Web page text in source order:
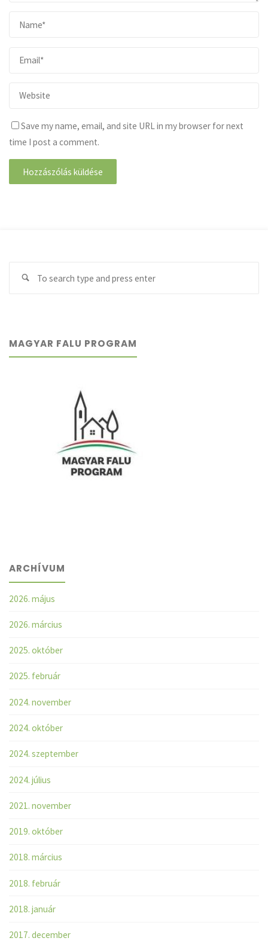
Save my name, email, and site URL in my browser for next
time I post a comment.
Search
MAGYAR FALU PROGRAM
ARCHÍVUM
2026. május
2026. március
2025. október
2025. február
2024. november
2024. október
2024. szeptember
2024. július
2021. november
2019. október
2018. március
2018. február
2018. január
2017. december